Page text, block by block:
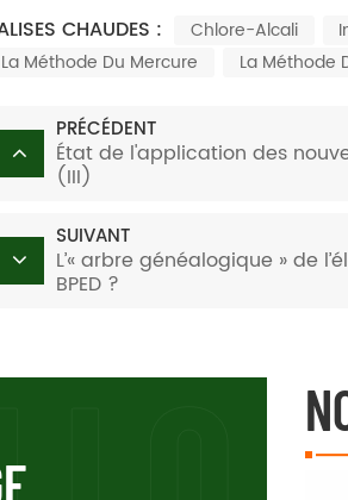
CHAUDES :
Chlore-Alcali
La Méthode Du Mercure
La Méthode
PRÉCÉDENT
État de l'application des
(III)
SUIVANT
L’« arbre généalogique » de
BPED ?